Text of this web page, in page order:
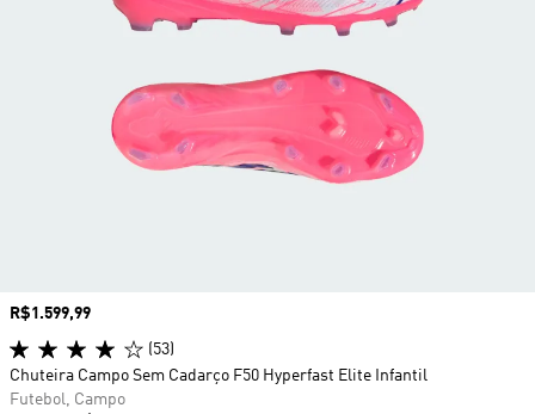
Preço
R$1.599,99
(53)
Chuteira Campo Sem Cadarço F50 Hyperfast Elite Infantil
Futebol, Campo